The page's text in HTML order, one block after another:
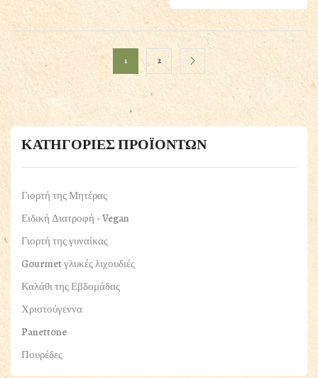
1 2
ΚΑΤΗΓΟΡΙΕΣ ΠΡΟΪΟΝΤΩΝ
Γιορτή της Μητέρας
Ειδική Διατροφή - Vegan
Γιορτή της γυναίκας
Gourmet γλυκές λιχουδιές
Καλάθι της Εβδομάδας
Χριστούγεννα
Panettone
Πουρέδες